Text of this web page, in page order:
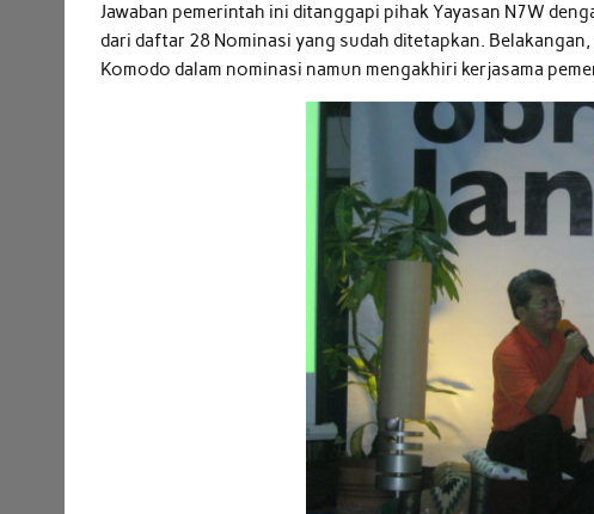
Jawaban pemerintah ini ditanggapi pihak Yayasan N7W
dari daftar 28 Nominasi yang sudah ditetapkan.
Komodo dalam nominasi namun mengakhiri kerjasama